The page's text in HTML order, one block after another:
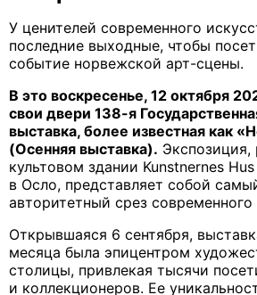
У ценителей современного
последние выходные, чтобы
событие норвежской арт-сцены.
В это воскресенье, 12 октября
свои двери 138-я
выставка, более известная как
(Осенняя выставка). Экспозиция,
культовом здании Kunstnernes
в Осло, представляет собой
авторитетный срез
Открывшаяся 6 сентября,
месяца была эпицентром
столицы, привлекая тысячи
и коллекционеров. Ее